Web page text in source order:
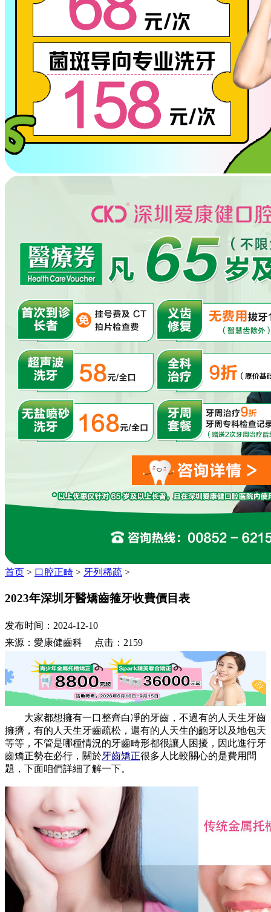
首页 > 口腔正畸 > 牙列稀疏 >
2023年深圳牙醫矯齒箍牙收費價目表
发布时间：2024-12-10
来源：愛康健齒科 点击：2159
大家都想擁有一口整齊白凈的牙齒，不過有的人天生牙齒
擁擠，有的人天生牙齒疏松，還有的人天生的齙牙以及地包天
等等，不管是哪種情況的牙齒畸形都很讓人困擾，因此進行牙
齒矯正勢在必行，關於牙齒矯正很多人比較關心的是費用問
題，下面咱們詳細了解一下。